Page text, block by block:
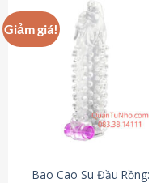
có
nhiều
biến
thể.
Các
tùy
chọn
có
Giảm giá!
Bao Cao Su Đầu Rồng: